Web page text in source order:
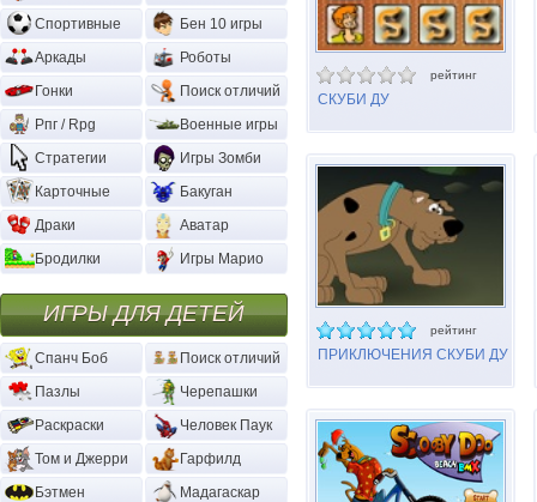
рейтинг
СКУБИ ДУ
рейтинг
ПРИКЛЮЧЕНИЯ СКУБИ ДУ
Спортивные
Бен 10 игры
Аркады
Роботы
Гонки
Поиск отличий
Рпг / Rpg
Военные игры
Стратегии
Игры Зомби
Карточные
Бакуган
Драки
Аватар
Бродилки
Игры Марио
ИГРЫ ДЛЯ ДЕТЕЙ
Спанч Боб
Поиск отличий
Пазлы
Черепашки
Раскраски
Человек Паук
Том и Джерри
Гарфилд
Бэтмен
Мадагаскар